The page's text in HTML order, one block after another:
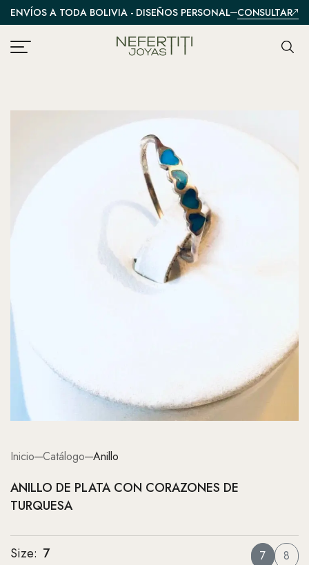
ENVÍOS A TODA BOLIVIA - DISEÑOS PERSONALIZADOS
CONSULTAR
Inicio Catálogo Anillo
ANILLO DE PLATA CON CORAZONES DE
TURQUESA
Size: 7 7 8